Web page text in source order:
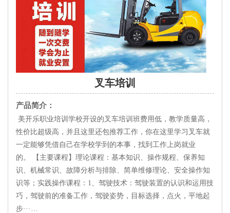
叉车培训
产品简介：
美开乐职业培训学校开设的叉车培训班费用低，教学质量高，
性价比超级高，并且这里还包推荐工作，你在这里学习叉车就
一定能够凭借自己在学校学到的本事，找到工作上岗就业
的。 【主要课程】理论课程：基本知识、操作规程、保养知
识、机械常识、故障分析与排除、简单维修理论、安全操作知
识等；实践操作课程：1、驾驶技术：驾驶装置的认识和运用技
巧，驾驶前的准备工作，驾驶姿势，目标选择，点火，平地起
步···…